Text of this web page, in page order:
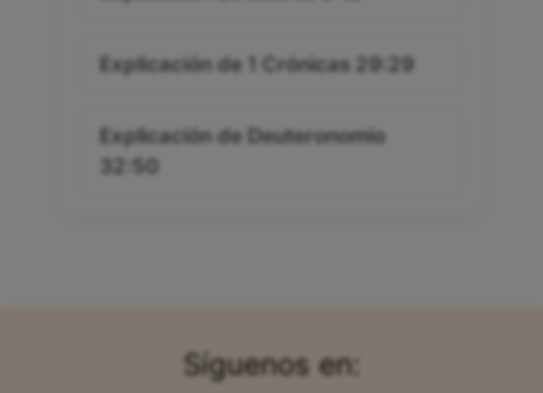
Explicación de 1 Crónicas 29:29
Explicación de Deuteronomio
32:50
Síguenos en: